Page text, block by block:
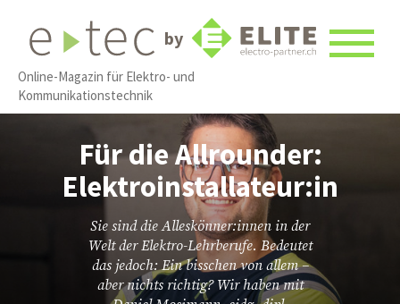
by
Online-Magazin für Elektro- und
Kommunikationstechnik
Für die Allrounder:
Elektroinstallateur:in
Sie sind die Alleskönner:innen in der
Welt der Elektro-Lehrberufe. Bedeutet
das jedoch: Ein bisschen von allem –
aber nichts richtig? Wir haben mit